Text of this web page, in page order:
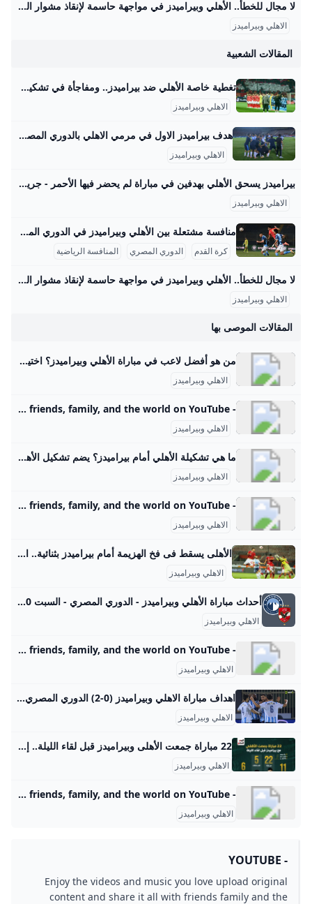
لا مجال للخطأ.. الأهلي وبيراميدز في مواجهة حاسمة لإنقاذ مشوار الدوري – جريدة مانشيت يستضيف استاد السلام في تمام التاسعة مساء اليوم، قمة كروية مرتقبة تجمع بين فريقي الأهلي وبيراميدز، وذلك ضمن منافسات الجولة الخامسة من بطولة الدوري المصري اقرأ أيضًا:هل يضحي الأهلي بالموسم؟ شوبير يوجه نصيحة “مفاجئة” لإدارة النادي: الحل في الناشئين… والتنازل عن الموسم الحالي! الفريق المركز المباريات فوز تعادل هزيمة النقاط الأهلي الثامن 3 1 2 0 5 بيراميدز الثاني عشر 4 1 2 1 5 تحليل أداء الأهلي في بداية الدوري الممتاز جمع الأهلي خمس نقاط من أصل ثلاث مباريات خاضها حتى الآن في الدوري.
الاهلي وبيراميدز
المقالات الشعبية
تغطية خاصة الأهلي ضد بيراميدز.. ومفاجأة في تشكيل الأحمر مصراوى تغطية خاصة الأهلي ضد بيراميدز ومفاجأة في تشكيل الأحمر | مصراوى 01:42 م السبت 30 أغسطس 2025 التقطت عدسة مراسل “مصراوي” المتواجد في مباراة الأهلي وبيراميدز، مقابلة إسبانية خالصة بين طاقم حكام اللقاء وعدد من الجهاز الفني للمارد الأحمر.. لمزيد من التفاصيل اضغط هنا فيديو هدف وليد الكراتي لبيراميدز في مرمي الأهلي قص فريق بيراميدز شريط التسجيل مبكرًا خلال المباراة التي تجمعه بنظيره الأهلي مساء اليوم السبت الموافق 30 أغسطس، ضمن مواجهات الجولة الخامسة في الدوري المصري.
الاهلي وبيراميدز
هدف بيراميدز الاول في مرمي الاهلي بالدوري المصري - بطولات مشاهدة هدف بيراميدز الاول في مرمي الاهلي بالدوري المصري اليوم السبت 30-8-2025 تعليق عربي إخلاء مسئولية: هذا المحتوى لم يتم انشائه او استضافته بواسطة موقع بطولات وأي مسئولية قانونية تقع على عاتق الطرف الثالث اهداف الاهلي اليوم مباراة بيراميدز اليوم اهداف بيراميدز اليوم الاهلي بيراميدز هدف مباراة الاهلي وبيراميدز الاهلي وبيراميدز اهداف الاهلي وبيراميدز الدوري المصري اهداف بيراميدز والاهلي بيراميدز والاهلي مباراة الاهلي اليوم وليد الكرتي مباراة بيراميدز والاهلي فيديوهات متعلقةسليم المصرى منذ 3 يوم
الاهلي وبيراميدز
بيراميدز يسحق الأهلي بهدفين في مباراة لم يحضر فيها الأحمر - جريدة المستقبل حقق نادي بيراميدز فوزًا غاليًا على نظيره النادي الأهلي، بهدفين دون رد في المباراة التي جمعت بينهم على استاد السلام في إطار الجولة الخامسة من بطولة الدوري… 30 أغسطس 2025 - 11:03 م أقل من دقيقة يبدو أنك تستخدم أداة لحظر الإعلانات. نحن نعتمد على الإعلانات كمصدر تمويل لموقعنا الإلكتروني
الاهلي وبيراميدز
منافسة مشتعلة بين الأهلي وبيراميدز في الدوري المصري 2025 في عالم كرة القدم المصرية، تمثل مواجهات نادي الأهلي وبيراميدز واحدة من أقوى وأبرز المواجهات التي تشهدها الملاعب المصرية في السنوات الأخيرة. حتى الآن، التقى الفريقان في 21 مباراة رسمية عبر مختلف المسابقات مثل الدوري المصري الممتاز، كأس مصر، وكأس السوبر المصري. من بين تلك المواجهات، استطاع الأهلي أن يحقق الفوز في 11 مباراة، بينما فاز بيراميدز في 6 مباريات، وانتهت 4 مواجهات بالتعادل. في هذه اللقاءات، سجل الأهلي 27 هدفًا مقابل 17 هدفًا لبيراميدز، مما يعكس تفوقاً واضحاً للهجوم الأحمر في هذه المنافسات.
كرة القدم الدوري المصري المنافسة الرياضية
لا مجال للخطأ.. الأهلي وبيراميدز في مواجهة حاسمة لإنقاذ مشوار الدوري – جريدة مانشيت يستضيف استاد السلام في تمام التاسعة مساء اليوم، قمة كروية مرتقبة تجمع بين فريقي الأهلي وبيراميدز، وذلك ضمن منافسات الجولة الخامسة من بطولة الدوري المصري اقرأ أيضًا:هل يضحي الأهلي بالموسم؟ شوبير يوجه نصيحة “مفاجئة” لإدارة النادي: الحل في الناشئين… والتنازل عن الموسم الحالي! الفريق المركز المباريات فوز تعادل هزيمة النقاط الأهلي الثامن 3 1 2 0 5 بيراميدز الثاني عشر 4 1 2 1 5 تحليل أداء الأهلي في بداية الدوري الممتاز جمع الأهلي خمس نقاط من أصل ثلاث مباريات خاضها حتى الآن في الدوري.
الاهلي وبيراميدز
المقالات الموصى بها
من هو أفضل لاعب في مباراة الأهلي وبيراميدز؟ اختير المغربي وليد الكرتي لاعب فريق نادي بيراميدز أفضل لاعب في مباراة الأهلي بالدوري الممتاز. وحقق بيراميدز الفوز على الأهلي بهدفين دون مقابل في خامس جولات الدوري الممتاز. وقدم الكرتي واحدة من أفضل مبارياته أمام الأهلي وسجل هدفي المباراة.3 hari yang lalu
الاهلي وبيراميدز
- YouTube Enjoy the videos and music you love, upload original content, and share it all with friends, family, and the world on YouTube.
الاهلي وبيراميدز
ما هي تشكيلة الأهلي أمام بيراميدز؟ يضم تشكيل الأهلى كلاً من: محمد الشناوي في حراسة المرمى، محمد هاني، أشرف داري، أحمد بيكهام، كريم فؤاد في الدفاع، اليو ديانج، محمد علي بن رمضان، أحمد سيد زيزو في الوسط، محمود تريزيجيه، أشرف بن شرقي، محمد شريف في الهجوم.3 hari yang lalu
الاهلي وبيراميدز
- YouTube Enjoy the videos and music you love, upload original content, and share it all with friends, family, and the world on YouTube.
الاهلي وبيراميدز
الأهلى يسقط فى فخ الهزيمة أمام بيراميدز بثنائية.. السماوى يلقن الأحمر خسارته الأولى بالدورى مع ريبيرو.. أبناء التتش يبتعدون عن المنافسة.. مصير المدرب الإسبانى على المحك فى قلعة الجزيرة.. والجماهير تطالب بإقالته - اليوم السابع حقق فريق بيراميدز الفوز على الأهلي بهدفين نظيفين في المباراة التي جمعتهما مساء السبت على استاد السلام ضمن منافسات الجولة الخامسة لبطولة الدوري المصري الممتاز.. الأهلى يسقط فى فخ الهزيمة أمام بيراميدز بثنائية.. السماوى يلقن الأحمر خسارته الأولى بالدورى مع ريبيرو.. أبناء التتش يبتعدون عن المنافسة.. مصير المدرب الإسبانى على المحك فى قلعة الجزيرة.. والجماهير تطالب بإقالته السبت، 30 أغسطس 2025 11:15 م بهذا الفوز ارتفع رصيد بيراميدز إلى النقطة الثامنة في المركز الثالث، فيما توقف رصيد الأهلي عند 5 نقاط في المركز الـ12 في جدول مسابقة الدوري.
الاهلي وبيراميدز
أحداث مباراة الأهلي وبيراميدز - الدوري المصري - السبت 30-08-2025 الصفحة الخاصة بمباراة الأهلي وبيراميدز بتاريخ السبت 30-08-2025 ستتضمن جميع المعلومات المتعلقة بالمباراة العربيةAmerica/Los_Angeles12 ساعةالعربيةAmerica/Los_Angeles12 ساعة
الاهلي وبيراميدز
- YouTube Enjoy the videos and music you love, upload original content, and share it all with friends, family, and the world on YouTube.
الاهلي وبيراميدز
اهداف مباراة الاهلي وبيراميدز (0-2) الدوري المصري - بطولات مشاهدة اهداف مباراة الاهلي وبيراميدز (0-2) الدوري المصري اليوم السبت 30-8-2025 تعليق عربي إخلاء مسئولية: هذا المحتوى لم يتم انشائه او استضافته بواسطة موقع بطولات وأي مسئولية قانونية تقع على عاتق الطرف الثالث اهداف الاهلي اليوم مباراة بيراميدز اليوم اهداف بيراميدز اليوم الاهلي بيراميدز اهداف مباراة الاهلي وبيراميدز الاهلي وبيراميدز اهداف الاهلي وبيراميدز الدوري المصري اهداف بيراميدز والاهلي بيراميدز والاهلي مباراة الاهلي اليوم مباراة بيراميدز والاهلي فيديوهات متعلقةسليم المصرى منذ 3 يوم
الاهلي وبيراميدز
22 مباراة جمعت الأهلى وبيراميدز قبل لقاء الليلة.. إنفوجراف - اليوم السابع يترقب عشاق الساحرة المستديرة دقات السابعة مساء اليوم، السبت، لمتابعة اللقاء الذى يجمع الاهلى مع بيراميدز باستاد الدفاع الجوي. 22 مباراة جمعت الأهلى وبيراميدز قبل لقاء الليلة.. إنفوجراف السبت، 12 أبريل 2025 12:00 م موعد مباراه الاهلي و بيراميدز رؤوف خليف الأهرام ضد الأهلي بيراميدز والأهلي موعد مباراة الأهلي وبيراميدز بيراميدز ضد الأهلي موعد مباراة بيراميدز ضد الأهلي ابراهيم عادل القنوات الناقلة لمباراة الاهلي و بيراميدز ترتيب الدوري المصري جدول ترتيب الدوري المصري مباريات الدوري المصري اليوم الدوري المصري الممتاز ترتيب الدورى المصرى ترتيب الدوري المصري 2025 اليوم السابع بلس الأهلى الاهلي النادي الأهلي بيراميدز نادي بيراميدز تشكيل الأهلي المتوقع تشكيل بيراميدز المتوقع القناة الناقلة لمباراة بيراميدز والأهلي أخبار الرياضة اليوم الجمعة، 11 أبريل 2025 09:34 مالجمعة، 11 أبريل 2025 08:33 مالجمعة، 11 أبريل 2025 02:45 مالجمعة، 11 أبريل 2025 02:30 م
الاهلي وبيراميدز
- YouTube Enjoy the videos and music you love, upload original content, and share it all with friends, family, and the world on YouTube.
الاهلي وبيراميدز
- YOUTUBE
Enjoy the videos and music you love upload original
content and share it all with friends family and the